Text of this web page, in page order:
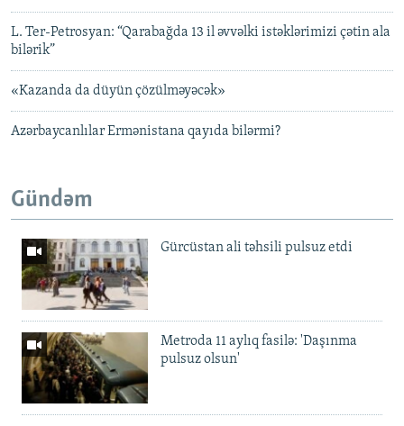
L. Ter-Petrosyan: “Qarabağda 13 il əvvəlki istəklərimizi çətin ala
bilərik”
«Kazanda da düyün çözülməyəcək»
Azərbaycanlılar Ermənistana qayıda bilərmi?
Gündəm
Gürcüstan ali təhsili pulsuz etdi
Metroda 11 aylıq fasilə: 'Daşınma
pulsuz olsun'